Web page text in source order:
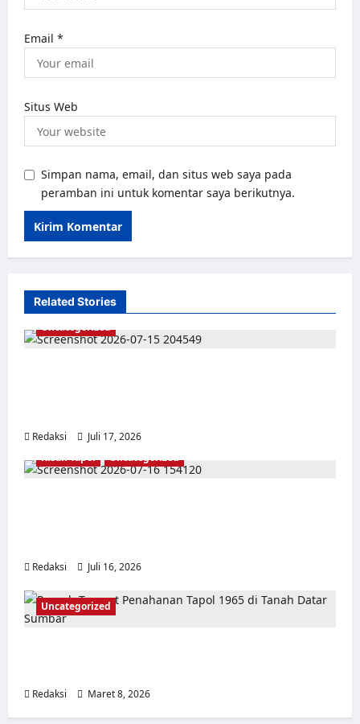
Email *
Situs Web
Simpan nama, email, dan situs web saya pada
peramban ini untuk komentar saya berikutnya.
Related Stories
Uncategorized
Redaksi Juli 17, 2026
Kisah Tapol
Uncategorized
Redaksi Juli 16, 2026
Uncategorized
Redaksi Maret 8, 2026